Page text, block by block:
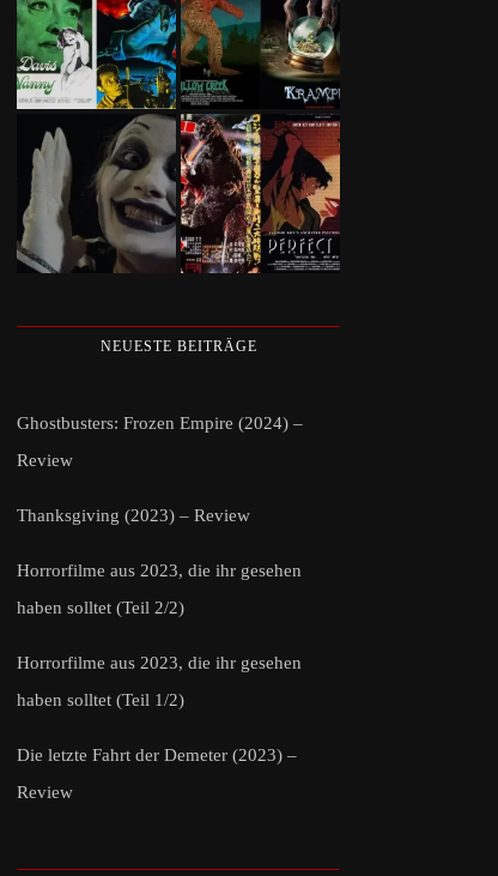
NEUESTE BEITRÄGE
Ghostbusters: Frozen Empire (2024) –
Review
Thanksgiving (2023) – Review
Horrorfilme aus 2023, die ihr gesehen
haben solltet (Teil 2/2)
Horrorfilme aus 2023, die ihr gesehen
haben solltet (Teil 1/2)
Die letzte Fahrt der Demeter (2023) –
Review